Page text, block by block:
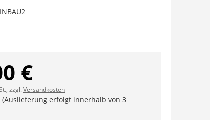
€
zzgl.Versandkosten
erfolgt innerhalb von 3